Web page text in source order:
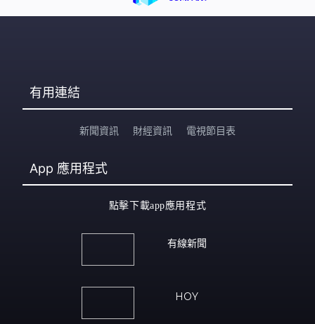
有用連結
新聞資訊 財經資訊 電視節目表
App 應用程式
點擊下載app應用程式
有線新聞
HOY